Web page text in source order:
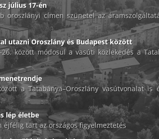
július 17-én
oroszlányi címen szünetel az
utazni Oroszlány és Budapest között
között módosul a vasúti közlekedés a
a Tatabánya–Oroszlány vasútvonalat is
lép életbe
éjfélig tart az országos figyelmeztetés